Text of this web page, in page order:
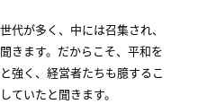
代が多く、中には召集され、
きます。だからこそ、平和を
強く、経営者たちも臆するこ
ていたと聞きます。